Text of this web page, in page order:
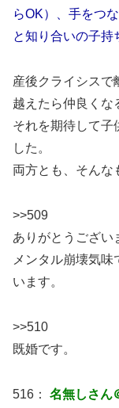
らOK）、手をつ
と知り合いの子持
産後クライシスで
越えたら仲良くな
それを期待して子
した。
両方とも、そんな
>>509
ありがとうござい
メンタル崩壊気
います。
>>510
既婚です。
516： 名無しさん